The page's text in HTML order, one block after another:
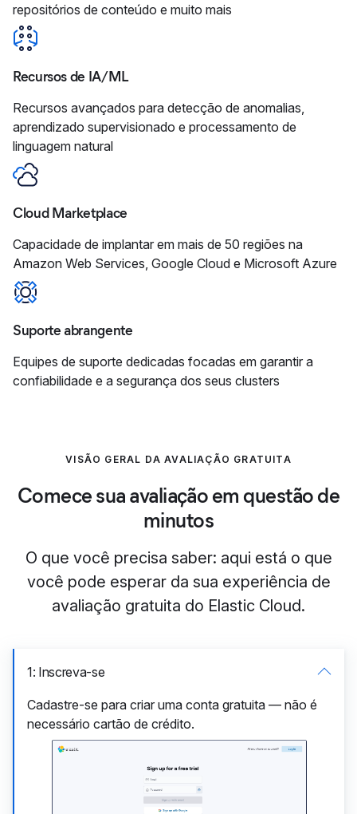
repositórios de conteúdo e muito mais
Recursos de IA/ML
Recursos avançados para detecção de anomalias,
aprendizado supervisionado e processamento de
linguagem natural
Cloud Marketplace
Capacidade de implantar em mais de 50 regiões na
Amazon Web Services, Google Cloud e Microsoft Azure
Suporte abrangente
Equipes de suporte dedicadas focadas em garantir a
confiabilidade e a segurança dos seus clusters
VISÃO GERAL DA AVALIAÇÃO GRATUITA
Comece sua avaliação em questão de
minutos
O que você precisa saber: aqui está o que
você pode esperar da sua experiência de
avaliação gratuita do Elastic Cloud.
1: Inscreva-se
Cadastre-se para criar uma conta gratuita — não é
necessário cartão de crédito.